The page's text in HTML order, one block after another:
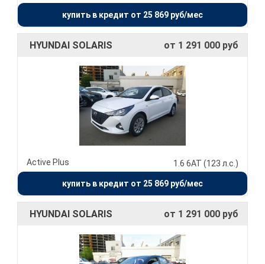
купить в кредит от 25 869 руб/мес
HYUNDAI SOLARIS от 1 291 000 руб
Active Plus 1.6 6АТ (123 л.с.)
купить в кредит от 25 869 руб/мес
HYUNDAI SOLARIS от 1 291 000 руб